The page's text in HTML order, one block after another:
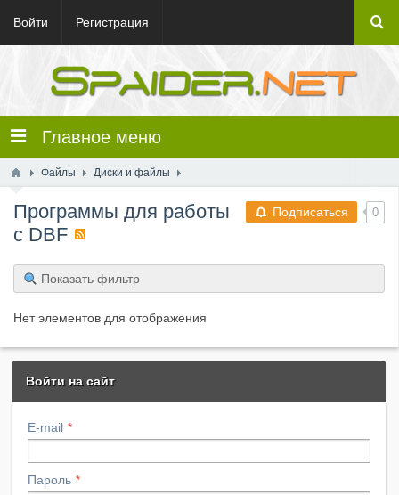
Войти Регистрация
Главное меню
Файлы Диски и файлы
Подписаться 0
Программы для работы
с DBF
Показать фильтр
Нет элементов для отображения
Войти на сайт
E-mail
Пароль